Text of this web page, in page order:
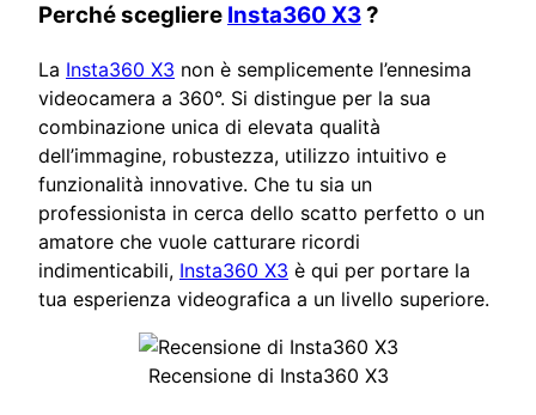
Perché scegliere Insta360 X3?
La Insta360 X3 non è semplicemente l’ennesima
videocamera a 360°. Si distingue per la sua
combinazione unica di elevata qualità
dell’immagine, robustezza, utilizzo intuitivo e
funzionalità innovative. Che tu sia un
professionista in cerca dello scatto perfetto o un
amatore che vuole catturare ricordi
indimenticabili, Insta360 X3 è qui per portare la
tua esperienza videografica a un livello superiore.
Recensione di Insta360 X3